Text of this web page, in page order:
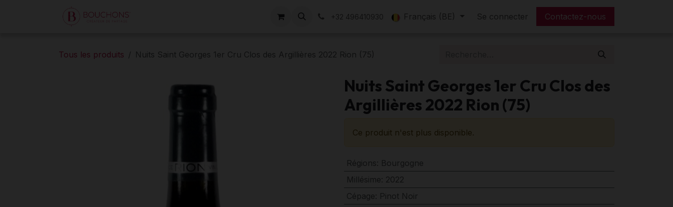
Se rendre au contenu
Nos Domaines Évènements L'équipe À propos Notre tarif FAQ
+32 496410930 Français (BE) Se connecter Contactez-nous
Tous les produits Nuits Saint Georges 1er Cru Clos des Argillières 2022 Rion (75)
Nuits Saint Georges 1er Cru Clos des
Argillières 2022 Rion (75)
Ce produit n'est plus disponible.
Régions Bourgogne
Millésime 2022
Cépage Pinot Noir